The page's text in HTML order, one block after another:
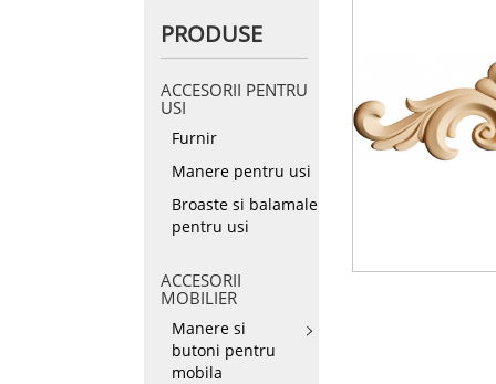
PRODUSE
ACCESORII PENTRU
USI
Furnir
Manere pentru usi
Broaste si balamale
pentru usi
ACCESORII
MOBILIER
Manere si
butoni pentru
mobila